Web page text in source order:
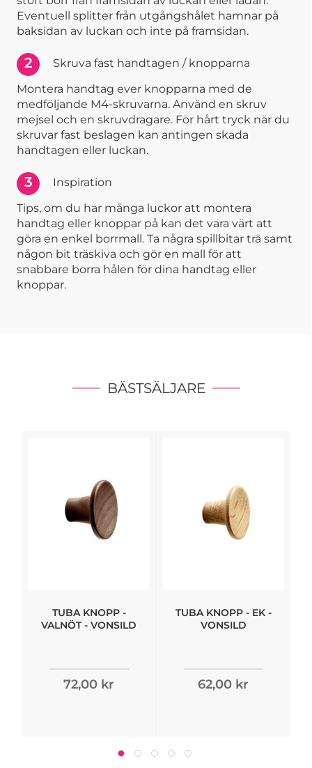
Eventuell splitter från utgångshålet hamnar på
baksidan av luckan och inte på framsidan.
2
Skruva fast handtagen / knopparna
Montera handtag ever knopparna med de
medföljande M4-skruvarna. Använd en skruv
mejsel och en skruvdragare. För hårt tryck när du
skruvar fast beslagen kan antingen skada
handtagen eller luckan.
3
Inspiration
Tips, om du har många luckor att montera
handtag eller knoppar på kan det vara värt att
göra en enkel borrmall. Ta några spillbitar trä samt
någon bit träskiva och gör en mall för att
snabbare borra hålen för dina handtag eller
knoppar.
BÄSTSÄLJARE
TUBA KNOPP -
VALNÖT - VONSILD
72,00 kr
TUBA KNOPP - EK -
VONSILD
62,00 kr